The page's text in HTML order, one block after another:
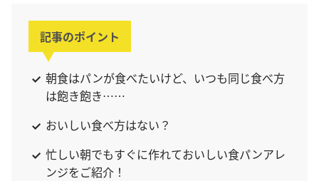
記事のポイント
朝食はパンが食べたいけど、いつも同じ食べ方
は飽き飽き……
おいしい食べ方はない？
忙しい朝でもすぐに作れておいしい食パンアレ
ンジをご紹介！